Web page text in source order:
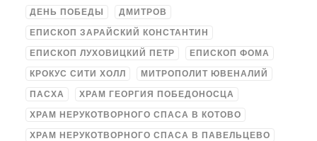
ДЕНЬ ПОБЕДЫ ДМИТРОВ
ЕПИСКОП ЗАРАЙСКИЙ КОНСТАНТИН
ЕПИСКОП ЛУХОВИЦКИЙ ПЕТР ЕПИСКОП ФОМА
КРОКУС СИТИ ХОЛЛ МИТРОПОЛИТ ЮВЕНАЛИЙ
ПАСХА ХРАМ ГЕОРГИЯ ПОБЕДОНОСЦА
ХРАМ НЕРУКОТВОРНОГО СПАСА В КОТОВО
ХРАМ НЕРУКОТВОРНОГО СПАСА В ПАВЕЛЬЦЕВО